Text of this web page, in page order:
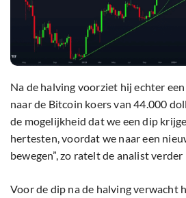
Na de halving voorziet hij echter
naar de Bitcoin koers van 44.000
de mogelijkheid dat we een dip
hertesten, voordat we naar een
bewegen”, zo ratelt de analist
Voor de dip na de halving verwacht